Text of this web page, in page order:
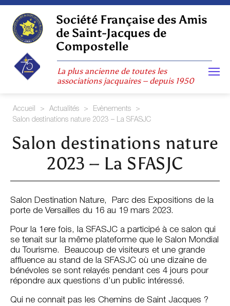
Skip
content
Société Française des Amis
de Saint-Jacques de
Compostelle
La plus ancienne de toutes les
associations jacquaires – depuis 1950
Accueil > Actualités > Evènements
>
Salon destinations nature 2023 – La SFASJC
Salon destinations nature
2023 – La SFASJC
Salon Destination Nature, Parc des Expositions de la
porte de Versailles du 16 au 19 mars 2023.
Pour la 1ere fois, la SFASJC a participé à ce salon qui
se tenait sur la même plateforme que le Salon Mondial
du Tourisme. Beaucoup de visiteurs et une grande
affluence au stand de la SFASJC où une dizaine de
bénévoles se sont relayés pendant ces 4 jours pour
répondre aux questions d’un public intéressé.
Qui ne connait pas les Chemins de Saint Jacques ?